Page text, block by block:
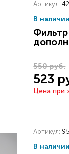
Артикул:
В наличии
550 руб.
523
Цена при
Артикул:
В наличии